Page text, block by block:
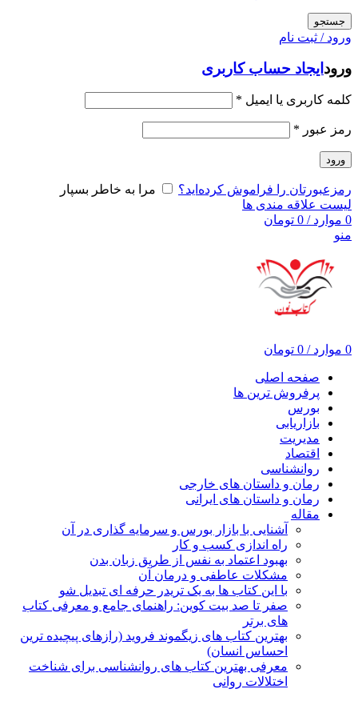
جستجو
ورود / ثبت نام
ورود ایجاد حساب کاربری
کلمه کاربری یا ایمیل *
رمز عبور *
ورود
رمزعبورتان را فراموش کرده‌اید؟
مرا به خاطر بسپار
لیست علاقه مندی ها
0 موارد /
0 تومان
منو
0 موارد /
0 تومان
صفحه اصلی
پرفروش ترین ها
بورس
بازاریابی
مدیریت
اقتصاد
روانشناسی
رمان و داستان های خارجی
رمان و داستان های ایرانی
مقاله
آشنایی با بازار بورس و سرمایه گذاری در آن
راه اندازی کسب و کار
بهبود اعتماد به نفس از طریق زبان بدن
مشکلات عاطفی و درمان آن
با این کتاب ها به یک تریدر حرفه ای تبدیل شو
صفر تا صد بیت کوین: راهنمای جامع و معرفی کتاب
های برتر
بهترین کتاب های زیگموند فروید (رازهای پیچیده ترین
احساس انسان)
معرفی بهترین کتاب های روانشناسی برای شناخت
اختلالات روانی